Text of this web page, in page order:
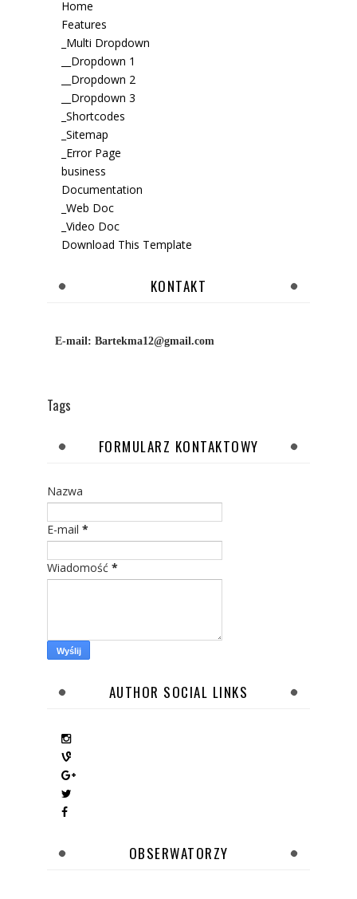
Home
Features
_Multi Dropdown
__Dropdown 1
__Dropdown 2
__Dropdown 3
_Shortcodes
_Sitemap
_Error Page
business
Documentation
_Web Doc
_Video Doc
Download This Template
KONTAKT
E-mail: Bartekma12@gmail.com
Tags
FORMULARZ KONTAKTOWY
Nazwa
E-mail *
Wiadomość *
AUTHOR SOCIAL LINKS
OBSERWATORZY